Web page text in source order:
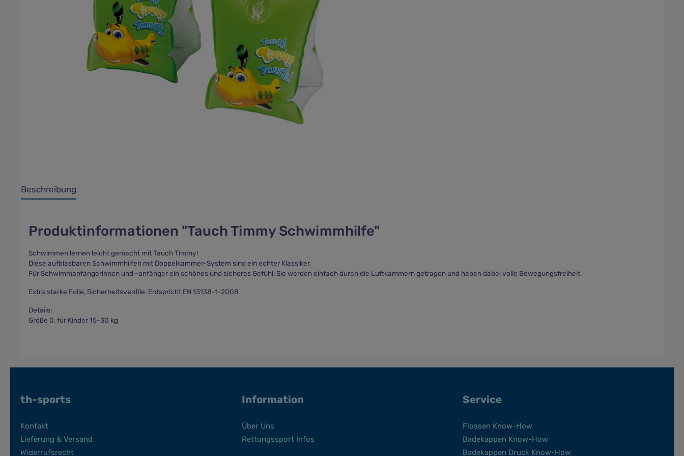
Beschreibung
Produktinformationen "Tauch Timmy Schwimmhilfe"
Schwimmen lernen leicht gemacht mit Tauch Timmy!
Diese aufblasbaren Schwimmhilfen mit Doppelkammer-System sind ein echter Klassiker.
Für Schwimmanfängerinnen und -anfänger ein schönes und sicheres Gefühl: Sie werden einfach durch die Luftkammern getragen und haben dabei volle Bewegungsfreiheit.
Extra starke Folie, Sicherheitsventile. Entspricht EN 13138-1-2008
Details:
Größe 0, für Kinder 15-30 kg
th-sports
Kontakt
Lieferung & Versand
Widerrufsrecht
Information
Über Uns
Rettungssport Infos
Service
Flossen Know-How
Badekappen Know-How
Badekappen Druck Know-How